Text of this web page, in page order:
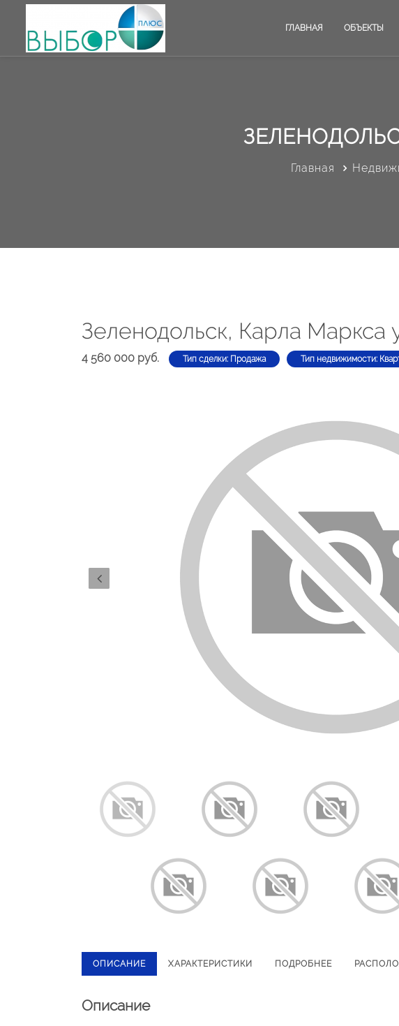
ГЛАВНАЯ ОБЪЕКТЫ
Главная
Зеленодольск, Карла Маркса
4 560 000 руб. Тип сделки: Продажа Тип недвижимости:
ОПИСАНИЕ ХАРАКТЕРИСТИКИ ПОДРОБНЕЕ
Описание